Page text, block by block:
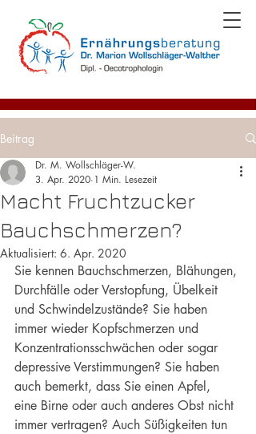
Beitrag
Macht Fruchtzucker
Bauchschmerzen?
Dr. M. Wollschläger-W.
3. Apr. 2020 1 Min. Lesezeit
Aktualisiert: 6. Apr. 2020
Sie kennen Bauchschmerzen, Blähungen,
Durchfälle oder Verstopfung, Übelkeit
und Schwindelzustände? Sie haben
immer wieder Kopfschmerzen und
Konzentrationsschwächen oder sogar
depressive Verstimmungen? Sie haben
auch bemerkt, dass Sie einen Apfel,
eine Birne oder auch anderes Obst nicht
immer vertragen? Auch Süßigkeiten tun